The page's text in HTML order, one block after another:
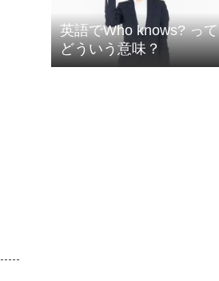
英語でWho knows? って
どういう意味？